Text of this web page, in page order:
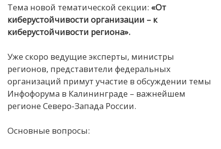
Тема новой тематической секции: «От
киберустойчивости организации – к
киберустойчивости региона».
Уже скоро ведущие эксперты, министры
регионов, представители федеральных
организаций примут участие в обсуждении темы
Инфофорума в Калининграде – важнейшем
регионе Северо-Запада России.
Основные вопросы: